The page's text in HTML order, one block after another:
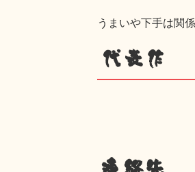
うまいや下手は関
代表作